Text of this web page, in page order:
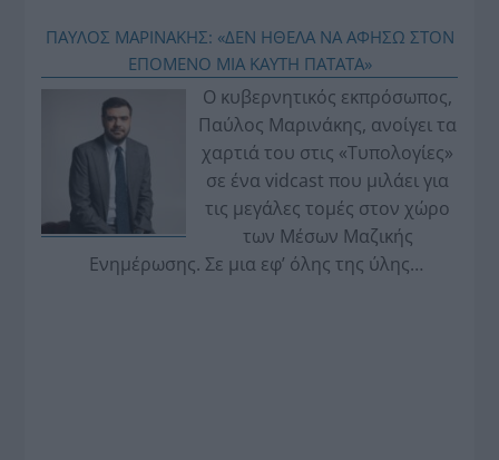
ΠΑΥΛΟΣ ΜΑΡΙΝΑΚΗΣ: «ΔΕΝ ΗΘΕΛΑ ΝΑ ΑΦΗΣΩ ΣΤΟΝ
ΕΠΟΜΕΝΟ ΜΙΑ ΚΑΥΤΗ ΠΑΤΑΤΑ»
Ο κυβερνητικός εκπρόσωπος,
Παύλος Μαρινάκης, ανοίγει τα
χαρτιά του στις «Τυπολογίες»
σε ένα vidcast που μιλάει για
τις μεγάλες τομές στον χώρο
των Μέσων Μαζικής
Ενημέρωσης. Σε μια εφ’ όλης της ύλης